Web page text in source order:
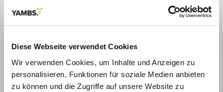
Diese Webseite verwendet Cookies
Wir verwenden Cookies, um Inhalte und Anzeigen zu
personalisieren, Funktionen für soziale Medien anbieten
zu können und die Zugriffe auf unsere Website zu
YAMBS.Avise
Gründe
Die manuelle Datenerfassung entfällt – dies steigert die
Effizienz ganz erheblich.